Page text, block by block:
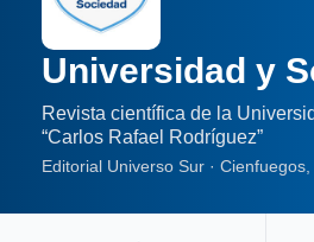
Universidad y
Revista científica de la
“Carlos Rafael Rodríguez”
Editorial Universo Sur ·